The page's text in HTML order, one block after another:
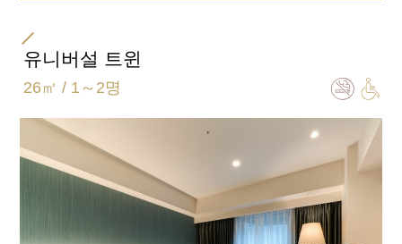
트윈
110㎝×195㎝
풀 세퍼레이트(욕실 화장실 별도)
유니버설 트윈
26㎡ / 1～2명